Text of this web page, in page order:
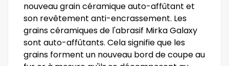
nouveau grain céramique auto-affûtant et
son revêtement anti-encrassement. Les
grains céramiques de l'abrasif Mirka Galaxy
sont auto-affûtants. Cela signifie que les
grains forment un nouveau bord de coupe au